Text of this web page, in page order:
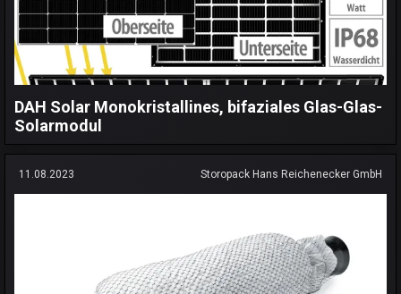
DAH Solar Monokristallines, bifaziales Glas-Glas-
Solarmodul
11.08.2023 Storopack Hans Reichenecker GmbH